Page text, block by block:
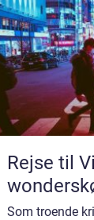
Rejse til
Som troende